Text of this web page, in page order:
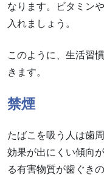
なります。ビタミン
入れましょう。
このように、生活習
きます。
禁煙
たばこを吸う人は歯
効果が出にくい傾向
る有害物質が歯ぐき